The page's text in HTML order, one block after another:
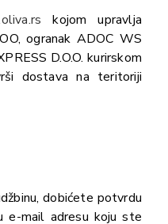
kojom upravlja
ogranak ADOC WS
D.O.O. kurirskom
dostava na teritoriji
dobićete potvrdu
e-mail adresu koju ste